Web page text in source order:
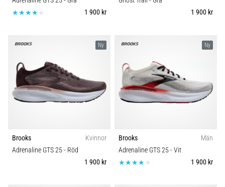
1 900 kr
1 900 kr
Ny
Brooks
Kvinnor
Adrenaline GTS 25- Röd
1 900 kr
Ny
Brooks
Män
Adrenaline GTS 25- Vit
1 900 kr